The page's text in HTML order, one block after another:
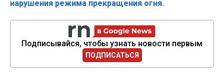
нарушения режима прекращения огня.
Подписывайся, чтобы узнать новости первым
ПОДПИСАТЬСЯ